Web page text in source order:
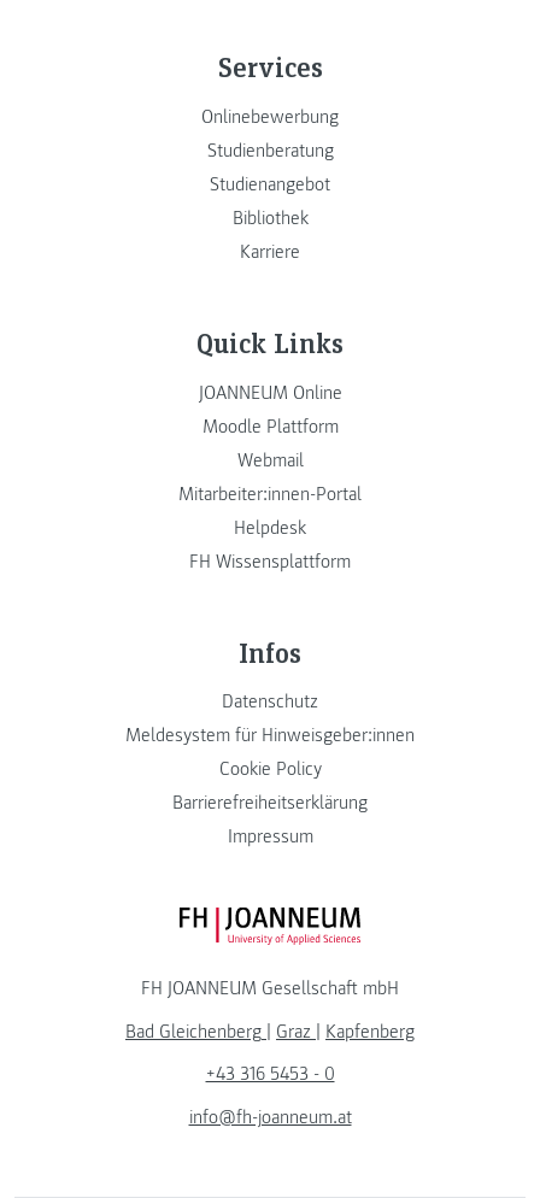
Services
Onlinebewerbung
Studienberatung
Studienangebot
Bibliothek
Karriere
Quick Links
JOANNEUM Online
Moodle Plattform
Webmail
Mitarbeiter:innen-Portal
Helpdesk
FH Wissensplattform
Infos
Datenschutz
Meldesystem für Hinweisgeber:innen
Cookie Policy
Barrierefreiheitserklärung
Impressum
FH JOANNEUM Logo
FH JOANNEUM Gesellschaft mbH
Bad Gleichenberg | Graz | Kapfenberg
+43 316 5453 - 0
info@fh-joanneum.at